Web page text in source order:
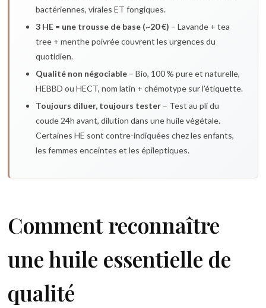
bactériennes, virales ET fongiques.
3 HE = une trousse de base (~20 €) – Lavande + tea
tree + menthe poivrée couvrent les urgences du
quotidien.
Qualité non négociable – Bio, 100 % pure et naturelle,
HEBBD ou HECT, nom latin + chémotype sur l’étiquette.
Toujours diluer, toujours tester – Test au pli du
coude 24h avant, dilution dans une huile végétale.
Certaines HE sont contre-indiquées chez les enfants,
les femmes enceintes et les épileptiques.
Comment reconnaître
une huile essentielle de
qualité